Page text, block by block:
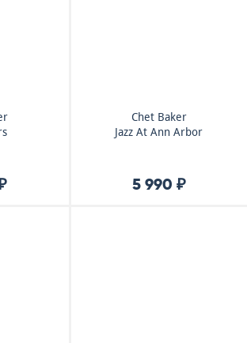
Chet Baker
Jazz At Ann Arbor
5 990 ₽